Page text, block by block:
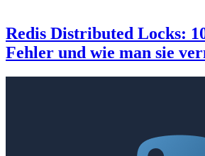
Redis Distributed Locks:
Fehler und wie man sie